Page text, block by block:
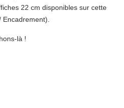
22 cm disponibles sur cette
là !